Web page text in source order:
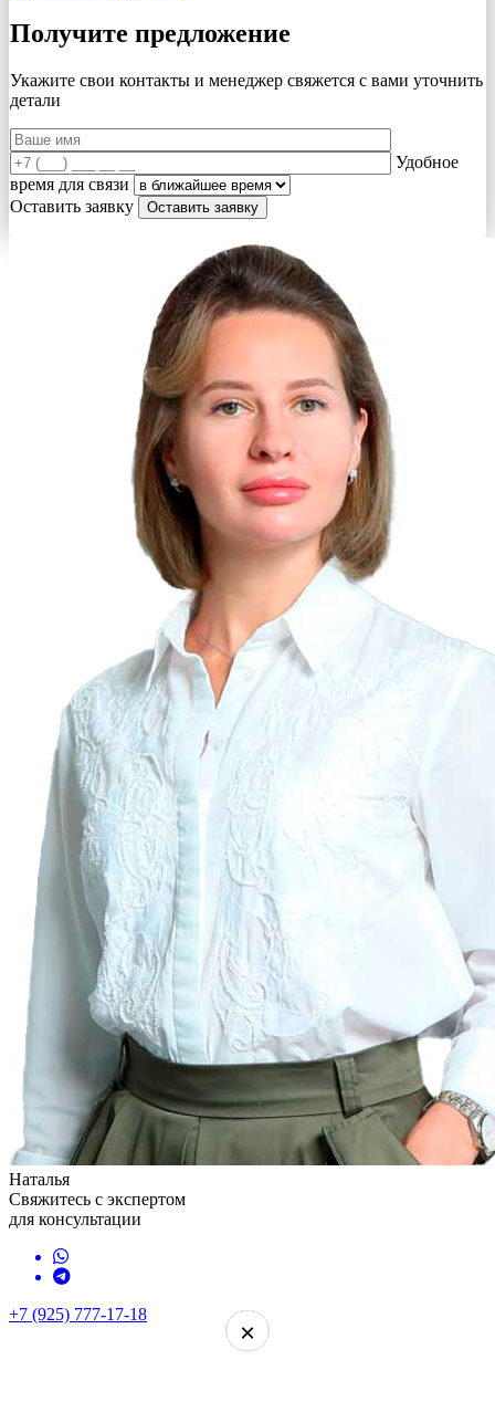
×
×
×
×
×
×
×
×
×
Получите предложение
Укажите свои контакты и менеджер свяжется с вами уточнить
детали
Удобное
время для связи
Оставить заявку
×
Наталья
Свяжитесь с экспертом
для консультации
+7 (925) 777-17-18